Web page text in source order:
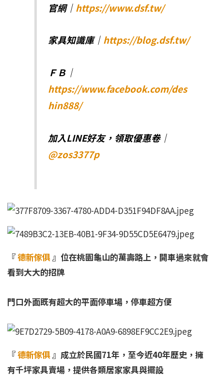
官網｜ https://www.dsf.tw/
家具知識庫｜ https://blog.dsf.tw/
ＦＢ｜
https://www.facebook.com/des
hin888/
加入LINE好友，領取優惠卷｜
@zos3377p
『德新傢俱』位在桃園龜山的萬壽路上，開車過來就會
看到大大的招牌
門口外面既有超大的平面停車場，停車超方便
『德新傢俱』 成立於民國71年，至今近40年歷史， 擁
有千坪家具賣場，提供各類居家家具與擺設